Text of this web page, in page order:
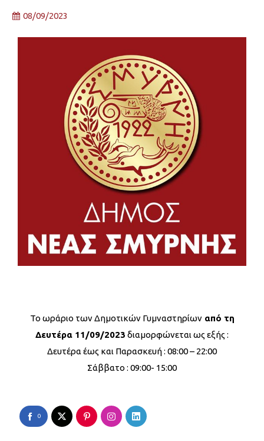
08/09/2023
Το ωράριο των Δημοτικών Γυμναστηρίωναπό τη
Δευτέρα 11/09/2023 διαμορφώνεται ως εξής :
Δευτέρα έως και Παρασκευή : 08:00 – 22:00
Σάββατο : 09:00- 15:00
0